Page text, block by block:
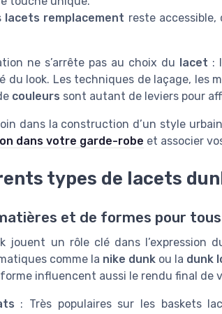
lacets remplacement reste
ne s’arrête pas au choix du lacet :
du look. Les techniques de laçage, les
couleurs sont autant de leviers pour
dans la construction d’un style
dans votre garde-robe et associer
types de lacets
et de formes pour
jouent un rôle clé dans l’expression
comme la nike dunk ou la dunk
influencent aussi le rendu final de
: Très populaires sur les baskets